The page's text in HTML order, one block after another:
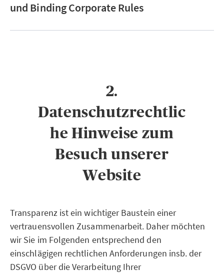
und Binding Corporate Rules
2.
Datenschutzrechtlic
he Hinweise zum
Besuch unserer
Website
Transparenz ist ein wichtiger Baustein einer
vertrauensvollen Zusammenarbeit. Daher möchten
wir Sie im Folgenden entsprechend den
einschlägigen rechtlichen Anforderungen insb. der
DSGVO über die Verarbeitung Ihrer